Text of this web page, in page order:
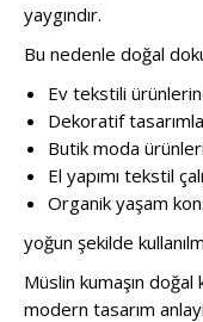
yaygındır.
Bu nedenle doğal
Ev tekstili
Dekoratif
Butik moda
El yapımı tekstil
Organik yaşam
yoğun şekilde
Müslin kumaşın doğal
modern tasarım